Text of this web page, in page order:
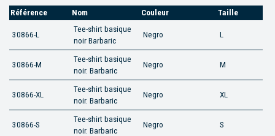
Référence
Nom Couleur Taille
30866-L
Tee-shirt basique
noir Barbaric
Negro L
30866-M
Tee-shirt basique
noir. Barbaric
Negro M
30866-XL
Tee-shirt basique
noir. Barbaric
Negro XL
30866-S
Tee-shirt basique
noir. Barbaric
Negro S